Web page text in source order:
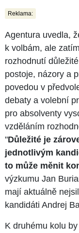
Reklama:
Agentura uvedla,
k volbám, ale
rozhodnutí
postoje, názory a
povedou v
debaty a volební
pro absolventy
vzděláním
"Důležité je
jednotlivým
to může měnit
výzkumu Jan
mají aktuálně
kandidáti Andrej
K druhému kolu